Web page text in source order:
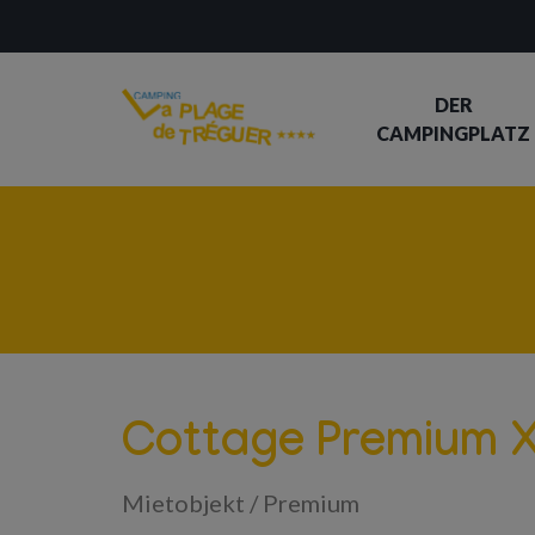
DER
CAMPINGPLATZ
Cottage Premium
Mietobjekt / Premium